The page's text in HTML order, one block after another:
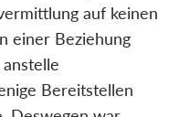
auf keinen
einer Beziehung
Bereitstellen